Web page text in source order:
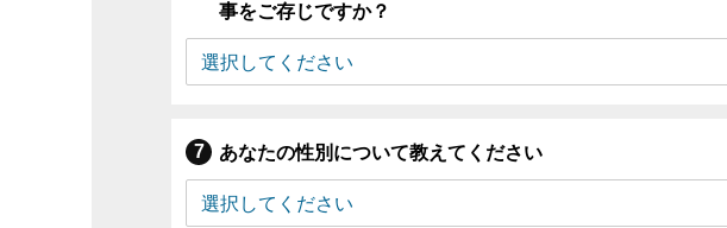
事をご存じですか？
あなたの性別について教えてください